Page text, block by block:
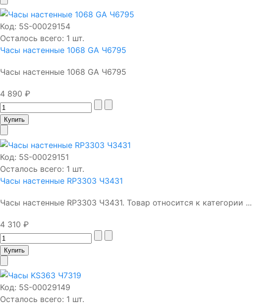
Код: 5S-00029154
Осталось всего: 1 шт.
Часы настенные 1068 GA Ч6795
Часы настенные 1068 GA Ч6795
4 890 ₽
Код: 5S-00029151
Осталось всего: 1 шт.
Часы настенные RP3303 Ч3431
Часы настенные RP3303 Ч3431. Товар относится к категории ...
4 310 ₽
Код: 5S-00029149
Осталось всего: 1 шт.